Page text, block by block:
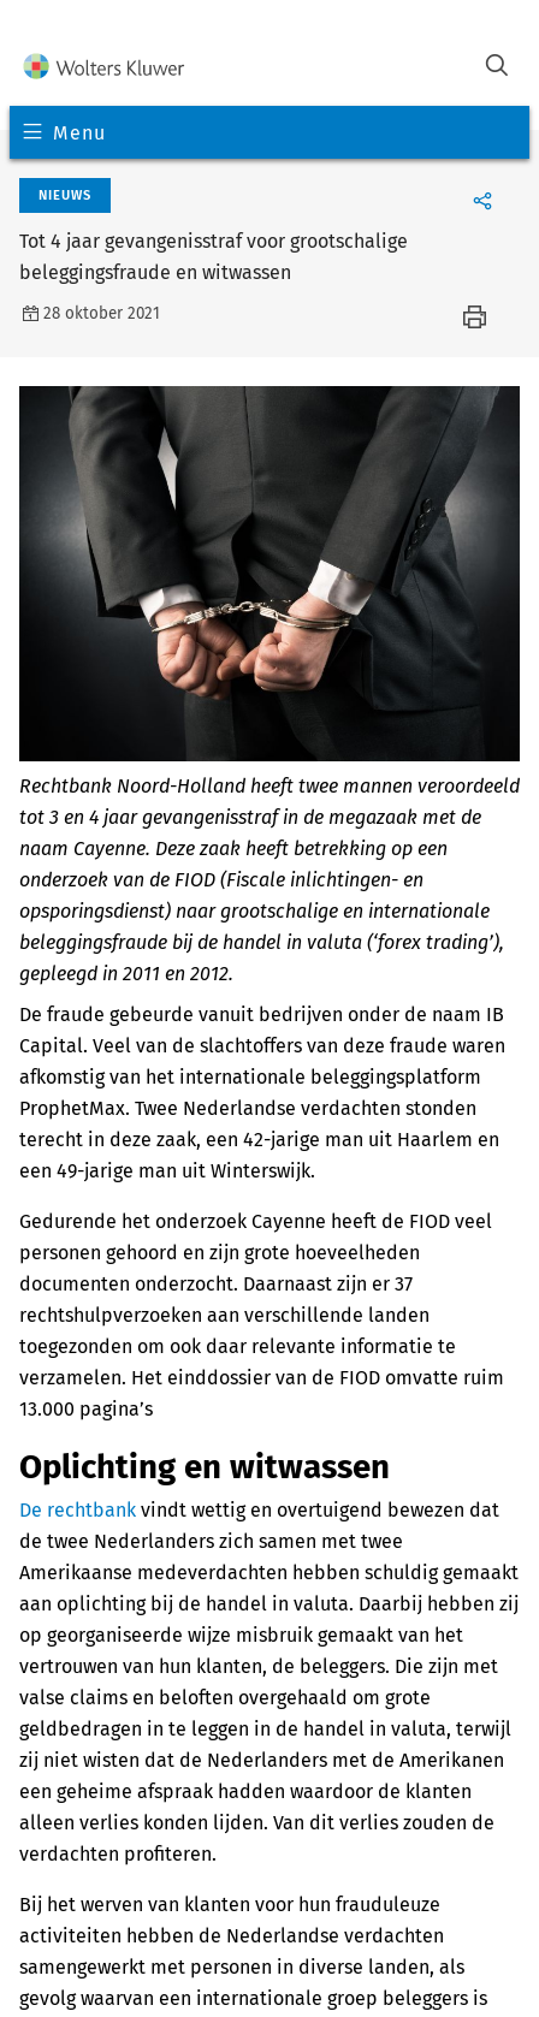
Menu
NIEUWS
Tot 4 jaar gevangenisstraf voor grootschalige
beleggingsfraude en witwassen
28 oktober 2021
Rechtbank Noord-Holland heeft twee mannen veroordeeld
tot 3 en 4 jaar gevangenisstraf in de megazaak met de
naam Cayenne. Deze zaak heeft betrekking op een
onderzoek van de FIOD (Fiscale inlichtingen- en
opsporingsdienst) naar grootschalige en internationale
beleggingsfraude bij de handel in valuta (‘forex trading’),
gepleegd in 2011 en 2012.
De fraude gebeurde vanuit bedrijven onder de naam IB
Capital. Veel van de slachtoffers van deze fraude waren
afkomstig van het internationale beleggingsplatform
ProphetMax. Twee Nederlandse verdachten stonden
terecht in deze zaak, een 42-jarige man uit Haarlem en
een 49-jarige man uit Winterswijk.
Gedurende het onderzoek Cayenne heeft de FIOD veel
personen gehoord en zijn grote hoeveelheden
documenten onderzocht. Daarnaast zijn er 37
rechtshulpverzoeken aan verschillende landen
toegezonden om ook daar relevante informatie te
verzamelen. Het einddossier van de FIOD omvatte ruim
13.000 pagina’s
Oplichting en witwassen
De rechtbank vindt wettig en overtuigend bewezen dat
de twee Nederlanders zich samen met twee
Amerikaanse medeverdachten hebben schuldig gemaakt
aan oplichting bij de handel in valuta. Daarbij hebben zij
op georganiseerde wijze misbruik gemaakt van het
vertrouwen van hun klanten, de beleggers. Die zijn met
valse claims en beloften overgehaald om grote
geldbedragen in te leggen in de handel in valuta, terwijl
zij niet wisten dat de Nederlanders met de Amerikanen
een geheime afspraak hadden waardoor de klanten
alleen verlies konden lijden. Van dit verlies zouden de
verdachten profiteren.
Bij het werven van klanten voor hun frauduleuze
activiteiten hebben de Nederlandse verdachten
samengewerkt met personen in diverse landen, als
gevolg waarvan een internationale groep beleggers is